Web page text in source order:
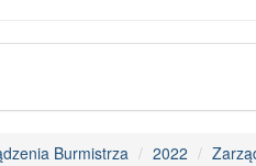
Burmistrza 2022